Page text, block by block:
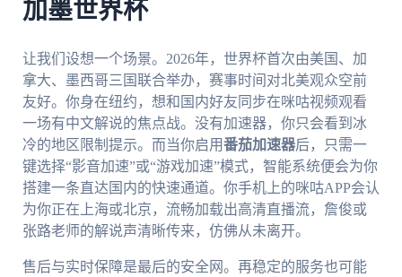
加墨世界杯
让我们设想一个场景。2026年，世界杯首次由美国、加
拿大、墨西哥三国联合举办，赛事时间对北美观众空前
友好。你身在纽约，想和国内好友同步在咪咕视频观看
一场有中文解说的焦点战。没有加速器，你只会看到冰
冷的地区限制提示。而当你启用番茄加速器后，只需一
键选择“影音加速”或“游戏加速”模式，智能系统便会为你
搭建一条直达国内的快速通道。你手机上的咪咕APP会认
为你正在上海或北京，流畅加载出高清直播流，詹俊或
张路老师的解说声清晰传来，仿佛从未离开。
售后与实时保障是最后的安全网。再稳定的服务也可能